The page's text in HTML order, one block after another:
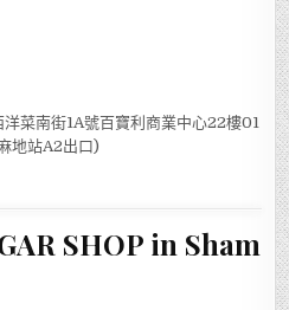
菜南街1A號百寶利商業中心22樓01
地站A2出口)
SHOP in Sham